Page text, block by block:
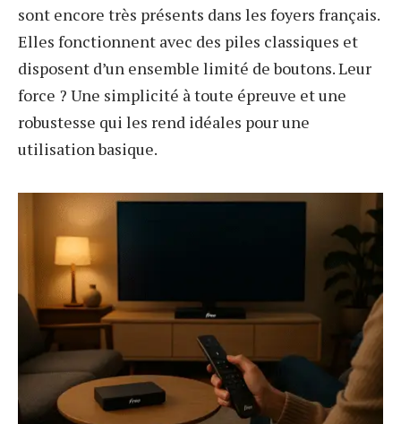
sont encore très présents dans les foyers français.
Elles fonctionnent avec des piles classiques et
disposent d’un ensemble limité de boutons. Leur
force ? Une simplicité à toute épreuve et une
robustesse qui les rend idéales pour une
utilisation basique.